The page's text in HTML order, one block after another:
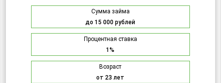
Сумма займа
до 15 000 рублей
Процентная ставка
1%
Возраст
от 23 лет